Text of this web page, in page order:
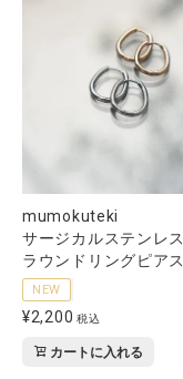
mumokuteki
サージカルステンレス
ラウンドリングピアス
NEW
¥2,200 税込
カートに入れる